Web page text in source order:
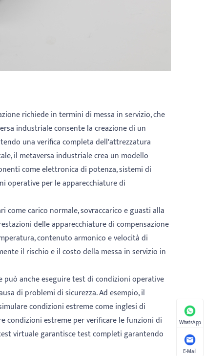
richiede in termini di messa in servizio, che
industriale consente la creazione di un
una verifica completa dell'attrezzatura
il metaversa industriale crea un modello
come elettronica di potenza, sistemi di
operative per le apparecchiature di
carico normale, sovraccarico e guasti alla
delle apparecchiature di compensazione
contenuto armonico e velocità di
il rischio e il costo della messa in servizio in
anche eseguire test di condizioni operative
di problemi di sicurezza. Ad esempio, il
condizioni estreme come inglesi di
condizioni estreme per verificare le funzioni di
virtuale garantisce test completi garantendo
WhatsApp
E-Mail